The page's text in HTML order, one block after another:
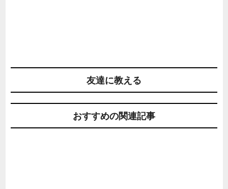
友達に教える
おすすめの関連記事